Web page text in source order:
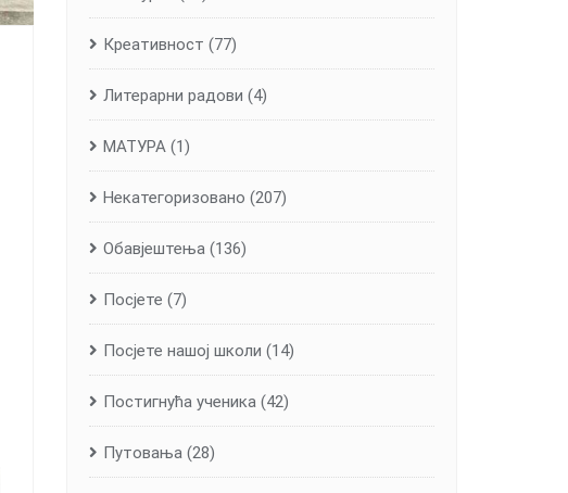
Креативност (77)
Литерарни радови (4)
МАТУРА (1)
Некатегоризовано (207)
Обавјештења (136)
Посјете (7)
Посјете нашој школи (14)
Постигнућа ученика (42)
Путовања (28)